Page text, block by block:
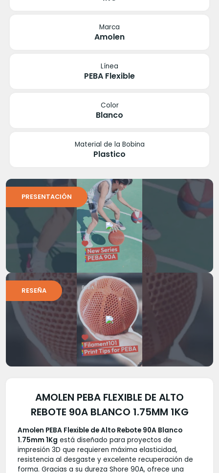
Marca
Amolen
Línea
PEBA Flexible
Color
Blanco
Material de la Bobina
Plastico
PRESENTACIÓN
RESEÑA
AMOLEN PEBA FLEXIBLE DE ALTO
REBOTE 90A BLANCO 1.75MM 1KG
Amolen PEBA Flexible de Alto Rebote 90A Blanco
1.75mm 1Kg está diseñado para proyectos de
impresión 3D que requieren máxima elasticidad,
resistencia al desgaste y excelente recuperación de
forma. Gracias a su dureza Shore 90A, ofrece una